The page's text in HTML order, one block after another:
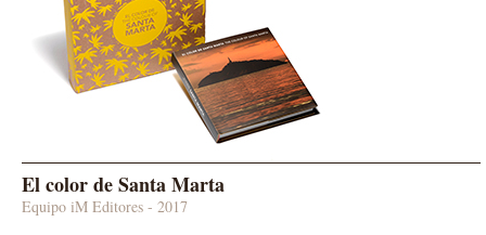
El color de Santa Marta
Equipo iM Editores - 2017